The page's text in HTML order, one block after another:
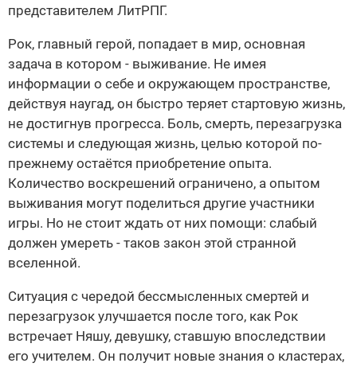
представителем ЛитРПГ.
Рок, главный герой, попадает в мир, основная
задача в котором - выживание. Не имея
информации о себе и окружающем пространстве,
действуя наугад, он быстро теряет стартовую жизнь,
не достигнув прогресса. Боль, смерть, перезагрузка
системы и следующая жизнь, целью которой по-
прежнему остаётся приобретение опыта.
Количество воскрешений ограничено, а опытом
выживания могут поделиться другие участники
игры. Но не стоит ждать от них помощи: слабый
должен умереть - таков закон этой странной
вселенной.
Ситуация с чередой бессмысленных смертей и
перезагрузок улучшается после того, как Рок
встречает Няшу, девушку, ставшую впоследствии
его учителем. Он получит новые знания о кластерах,